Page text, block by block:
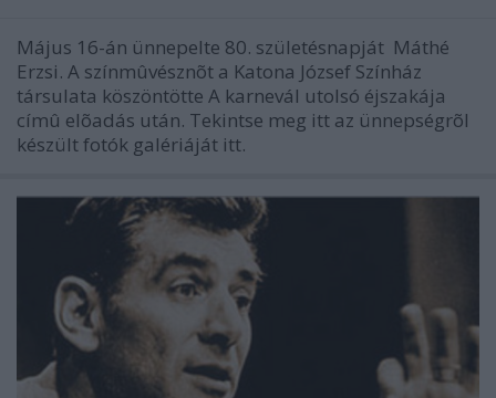
Május 16-án ünnepelte 80. születésnapját Máthé
Erzsi. A színmûvésznõt a Katona József Színház
társulata köszöntötte A karnevál utolsó éjszakája
címû elõadás után. Tekintse meg itt az ünnepségrõl
készült fotók galériáját itt.